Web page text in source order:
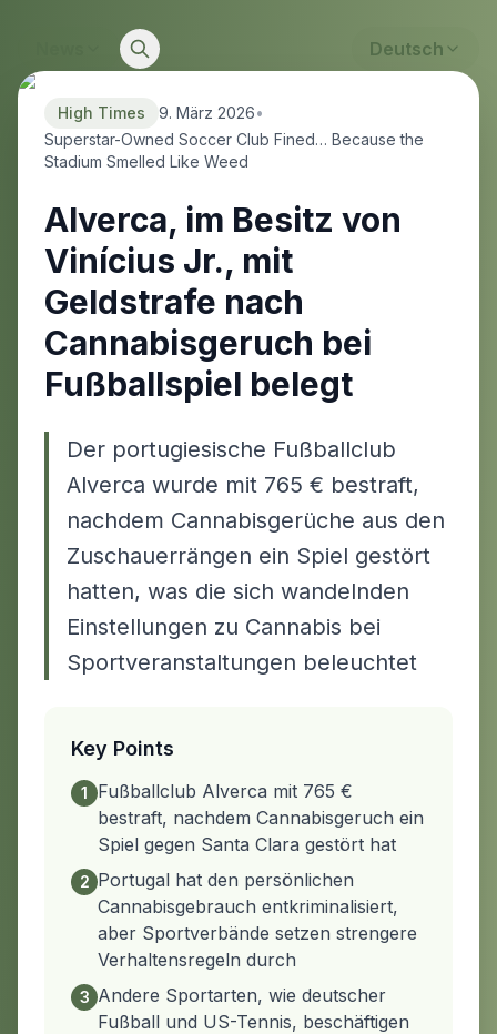
Deutsch
High Times 9. März 2026•
Superstar-Owned Soccer Club Fined… Because the
Stadium Smelled Like Weed
Alverca, im Besitz von
Vinícius Jr., mit
Geldstrafe nach
Cannabisgeruch bei
Fußballspiel belegt
Der portugiesische Fußballclub
Alverca wurde mit 765 € bestraft,
nachdem Cannabisgerüche aus den
Zuschauerrängen ein Spiel gestört
hatten, was die sich wandelnden
Einstellungen zu Cannabis bei
Sportveranstaltungen beleuchtet
Key Points
1
Fußballclub Alverca mit 765 €
bestraft, nachdem Cannabisgeruch ein
Spiel gegen Santa Clara gestört hat
2 Portugal hat den persönlichen
Cannabisgebrauch entkriminalisiert,
aber Sportverbände setzen strengere
Verhaltensregeln durch
3 Andere Sportarten, wie deutscher
Fußball und US-Tennis, beschäftigen